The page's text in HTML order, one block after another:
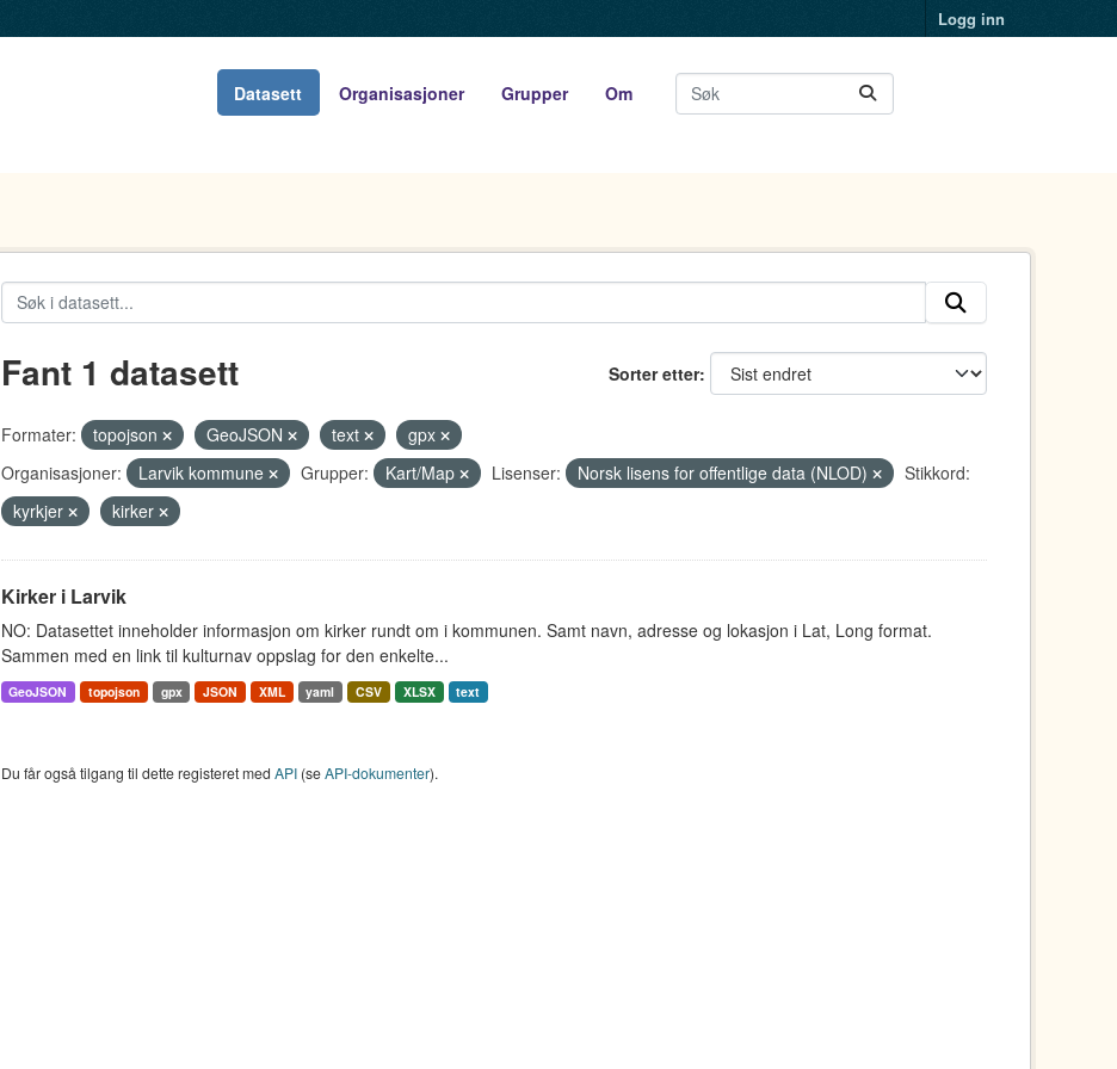
Logg inn
Datasett Organisasjoner Grupper Om
Sorter etter
Fant 1 datasett
Formater: topojson GeoJSON text
gpx
Organisasjoner:
Larvik kommune Grupper: Kart/Map Lisenser: Norsk lisens for offentlige data (NLOD)
Stikkord:
kyrkjer
kirker
Kirker i Larvik
NO: Datasettet inneholder informasjon om kirker rundt om i kommunen. Samt navn, adresse og lokasjon i Lat, Long format.
Sammen med en link til kulturnav oppslag for den enkelte...
GeoJSON topojson gpx JSON XML yaml CSV XLSX text
Du får også tilgang til dette registeret med API(seAPI-dokumenter).